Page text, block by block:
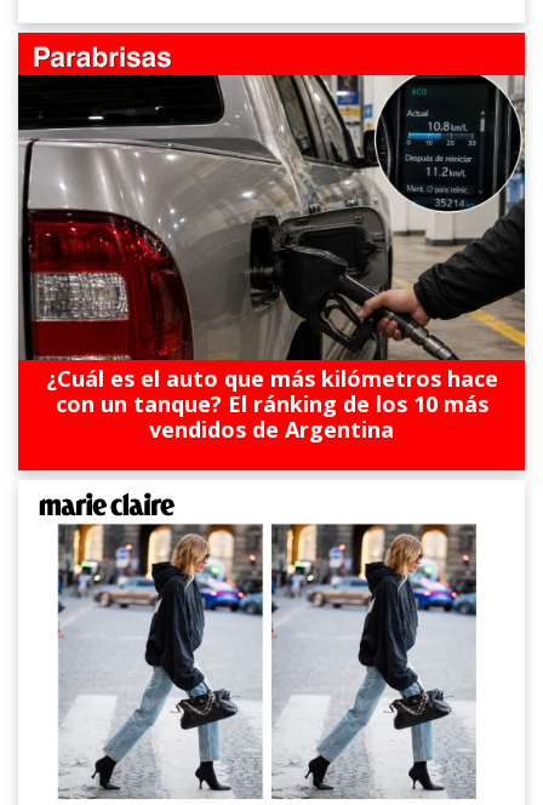
¿Cuál es el auto que más kilómetros hace
con un tanque? El ránking de los 10 más
vendidos de Argentina